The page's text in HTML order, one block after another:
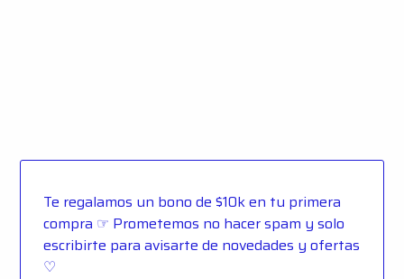
Te regalamos un bono de $10k en tu primera
compra ☞ Prometemos no hacer spam y solo
escribirte para avisarte de novedades y ofertas
♡